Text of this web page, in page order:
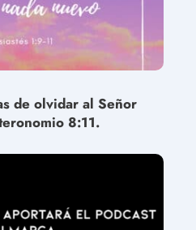
de olvidar al Señor
8:11.